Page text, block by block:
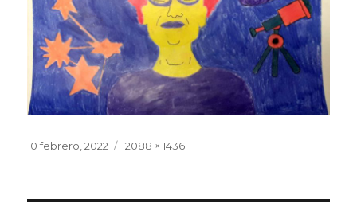
Publicado
10 febrero, 2022
Tamaño
2088 × 1436